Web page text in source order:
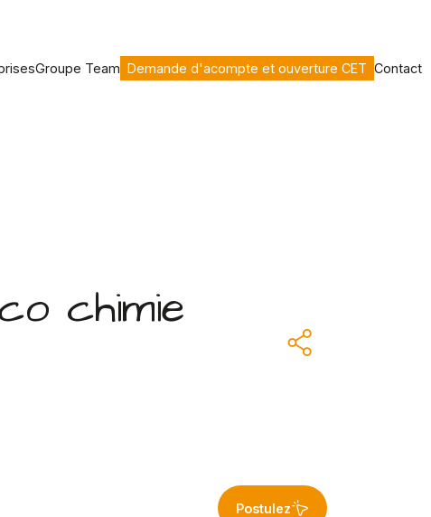
Groupe Team Demande d'acompte et ouverture CET Contact
chimie
Postulez